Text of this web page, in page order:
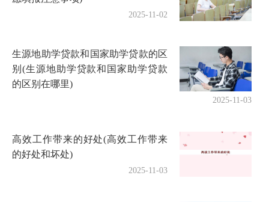
2025-11-02
生源地助学贷款和国家助学贷款的区
别(生源地助学贷款和国家助学贷款
的区别在哪里)
2025-11-03
高效工作带来的好处(高效工作带来
的好处和坏处)
2025-11-03